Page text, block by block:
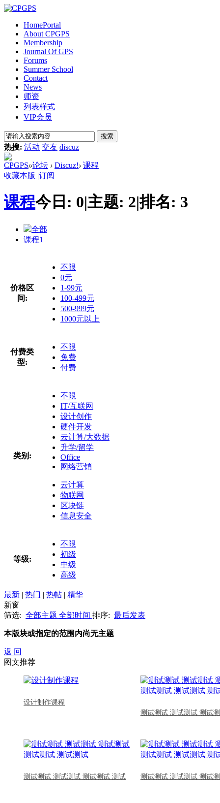
HomePortal
About CPGPS
Membership
Journal Of GPS
Forums
Summer School
Contact
News
师资
列表样式
VIP会员
搜索
热搜: 活动 交友 discuz
CPGPS»论坛 › Discuz!› 课程
收藏本版 |订阅
课程今日: 0|主题: 2|排名: 3
全部
课程1
价格区
间:
不限
0元
1-99元
100-499元
500-999元
1000元以上
付费类
型:
不限
免费
付费
类别:
不限
IT/互联网
设计创作
硬件开发
云计算/大数据
升学/留学
Office
网络营销
云计算
物联网
区块链
信息安全
等级:
不限
初级
中级
高级
最新 | 热门 | 热帖 | 精华
新窗
筛选: 全部主题 全部时间 排序: 最后发表
本版块或指定的范围内尚无主题
返 回
图文推荐
设计制作课程
测试测试 测试测试 测试
测试测试 测试测试 测试测试 测试 测试测试 测试测试 测试